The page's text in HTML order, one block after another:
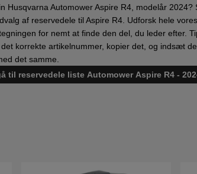
Husqvarna Automower Aspire R4, modelår 2024?
af reservedele til Aspire R4. Udforsk hele
for nemt at finde den del, du leder efter.
korrekte artikelnummer, kopier det, og indsæt
det samme.
til reservedele liste Automower Aspire R4 -